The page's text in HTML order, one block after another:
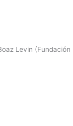
Levin (Fundación